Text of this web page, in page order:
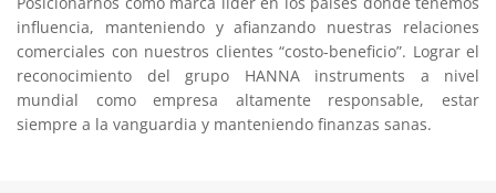
influencia, manteniendo y afianzando nuestras relaciones
comerciales con nuestros clientes “costo-beneficio”. Lograr el
reconocimiento del grupo HANNA instruments a nivel
mundial como empresa altamente responsable, estar
siempre a la vanguardia y manteniendo finanzas sanas.